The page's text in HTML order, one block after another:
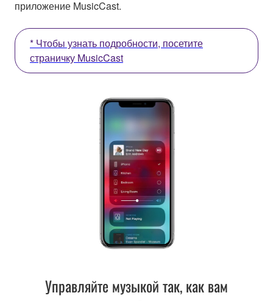
приложение MusicCast.
* Чтобы узнать подробности, посетите
страничку MusicCast
Управляйте музыкой так, как вам